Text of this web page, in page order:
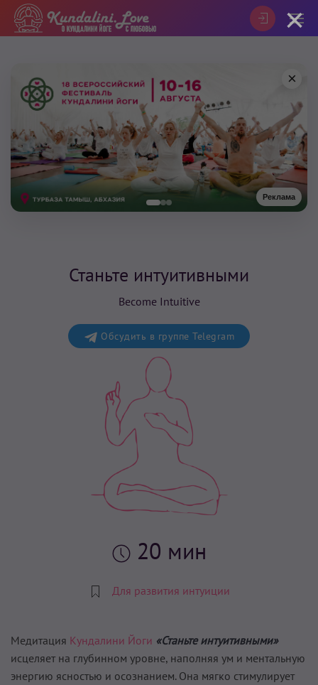
Реклама
×
Станьте интуитивными
Become Intuitive
Обсудить в группе Telegram
20 мин
Для развития интуиции
Медитация Кундалини Йоги «Станьте интуитивными»
исцеляет на глубинном уровне, наполняя ум и ментальную
энергию ясностью и осознанием. Она мягко стимулирует
×